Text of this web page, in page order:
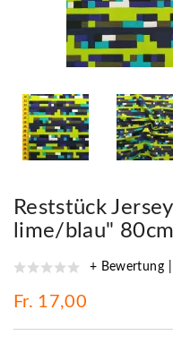
Reststück
lime/blau"
+ Bewertung
Fr. 17,00